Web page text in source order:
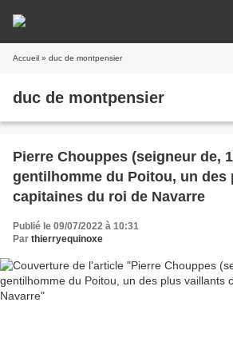
Accueil » duc de montpensier
duc de montpensier
Pierre Chouppes (seigneur de,
gentilhomme du Poitou, un des
capitaines du roi de Navarre
Publié le 09/07/2022 à 10:31
Par thierryequinoxe